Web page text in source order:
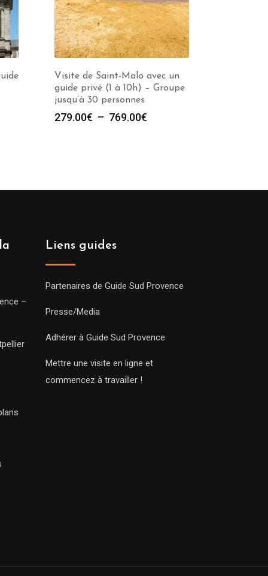
Visite de Saint-Malo avec un
guide privé (1 à 10h) – Groupe
jusqu’à 30 personnes
279.00€ – 769.00€
–
Liens guides
Partenaires de Guide Sud Provence
Presse/Media
Adhérer à Guide Sud Provence
Mettre une visite en ligne et
commencez à travailler !